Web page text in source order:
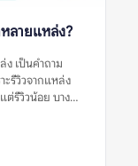
ย่เพียงครั้งเดียว
าที่พักมีมาตรฐาน
น บางคนอาจให้
ตุการณ์เฉพาะวัน
ะอาดล่าช้า แต่ถ้า
าสุดหรือในหลาย
ลายแหล่ง?
ง เป็นคำถาม
รีวิวจากแหล่ง
ต่รีวิวน้อย บาง